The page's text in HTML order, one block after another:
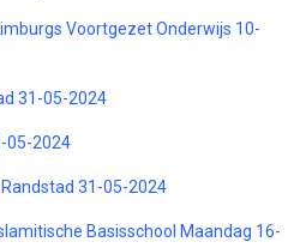
Voortgezet Onderwijs 10-
31-05-2024
05-2024
31-05-2024
Basisschool Maandag 16-